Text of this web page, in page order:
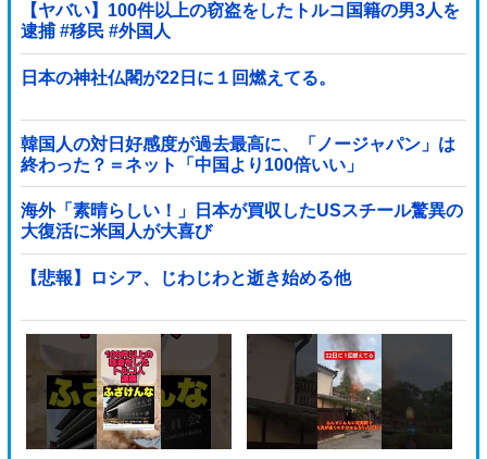
【ヤバい】100件以上の窃盗をしたトルコ国籍の男3人を
逮捕 #移民 #外国人
日本の神社仏閣が22日に１回燃えてる。
韓国人の対日好感度が過去最高に、「ノージャパン」は
終わった？＝ネット「中国より100倍いい」
海外「素晴らしい！」日本が買収したUSスチール驚異の
大復活に米国人が大喜び
【悲報】ロシア、じわじわと逝き始める他